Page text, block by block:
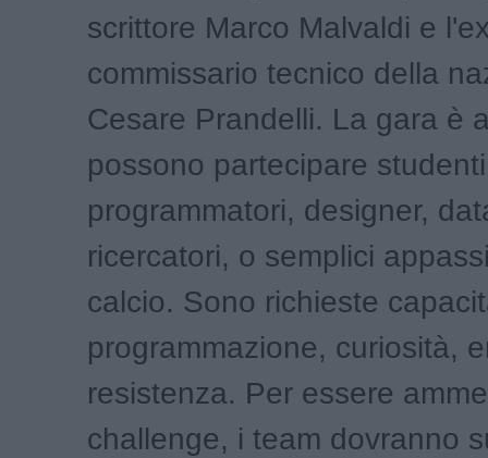
scrittore Marco Malvaldi e
commissario tecnico della
Cesare Prandelli. La gara è
possono partecipare
programmatori, designer,
ricercatori, o semplici
calcio. Sono richieste
programmazione, curiosità,
resistenza. Per essere
challenge, i team dovranno